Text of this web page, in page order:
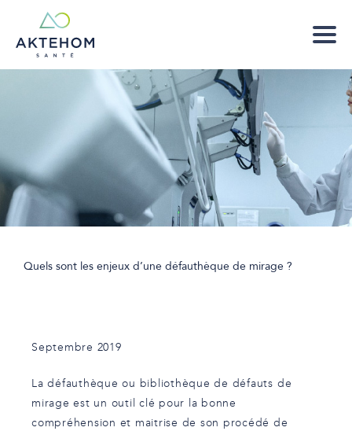
Quels sont les enjeux d’une défauthèque de mirage ?
Septembre 2019
La défauthèque ou bibliothèque de défauts de
mirage est un outil clé pour la bonne
compréhension et maitrise de son procédé de